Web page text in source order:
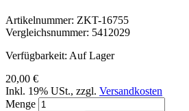
Artikelnummer: ZKT-16755
Vergleichsnummer: 5412029
Verfügbarkeit: Auf Lager
20,00 €
Inkl. 19% USt., zzgl. Versandkosten
Menge